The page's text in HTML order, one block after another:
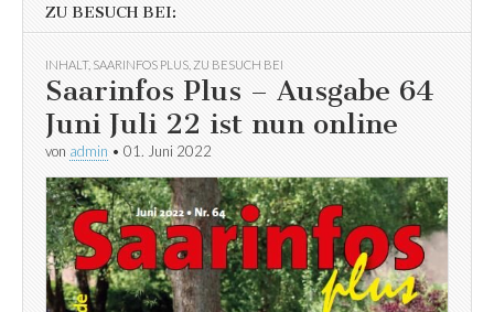
ZU BESUCH BEI:
INHALT, SAARINFOS PLUS ZU BESUCH BEI
Saarinfos Plus – Ausgabe 64
Juni Juli 22 ist nun online
von admin • 01. Juni 2022